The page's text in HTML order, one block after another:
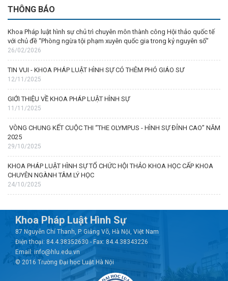
THÔNG BÁO
Khoa Pháp luật hình sự chủ trì chuyên môn thành công Hội thảo quốc tế
với chủ đề “Phòng ngừa tội phạm xuyên quốc gia trong kỷ nguyên số”
26/02/2026
TIN VUI - KHOA PHÁP LUẬT HÌNH SỰ CÓ THÊM PHÓ GIÁO SƯ
12/11/2025
GIỚI THIỆU VỀ KHOA PHÁP LUẬT HÌNH SỰ
11/11/2025
VÒNG CHUNG KẾT CUỘC THI “THE OLYMPUS - HÌNH SỰ ĐỈNH CAO” NĂM
2025
29/10/2025
KHOA PHÁP LUẬT HÌNH SỰ TỔ CHỨC HỘI THẢO KHOA HỌC CẤP KHOA
CHUYÊN NGÀNH TÂM LÝ HỌC
24/10/2025
Khoa Pháp Luật Hình Sự
87 Nguyễn Chí Thanh, P. Giảng Võ, Hà Nội, Việt Nam
Điện thoại: 84.4.38352630 - Fax: 84.4.38343226
Email: info@hlu.edu.vn
© 2016 Trường Đại học Luật Hà Nội